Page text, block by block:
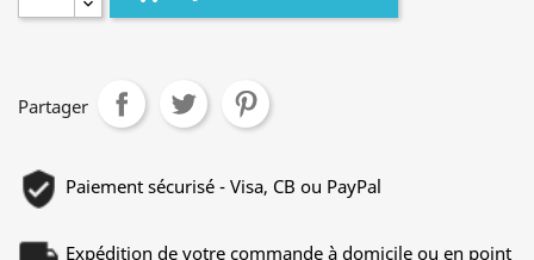
Partager
Paiement sécurisé - Visa, CB ou PayPal
Expédition de votre commande à domicile ou en point